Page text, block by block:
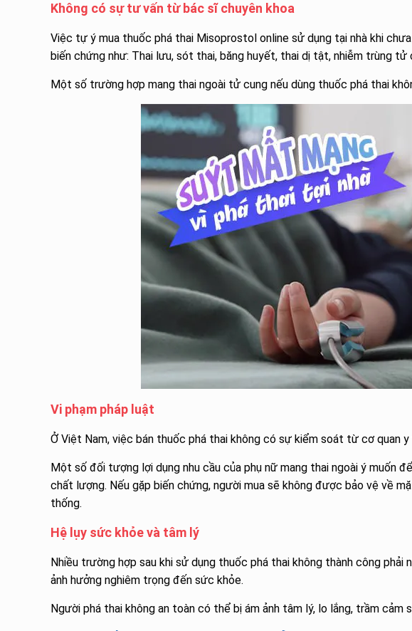
Không có sự tư vấn từ bác sĩ chuyên khoa
Việc tự ý mua thuốc phá thai Misoprostol online sử dụng tại nhà khi
biến chứng như: Thai lưu, sót thai, băng huyết, thai dị tật, nhiễm trùng tử
Một số trường hợp mang thai ngoài tử cung nếu dùng thuốc phá thai
Vi phạm pháp luật
Ở Việt Nam, việc bán thuốc phá thai không có sự kiểm soát từ cơ quan
Một số đối tượng lợi dụng nhu cầu của phụ nữ mang thai ngoài ý muốn
chất lượng. Nếu gặp biến chứng, người mua sẽ không được bảo vệ về
thống.
Hệ lụy sức khỏe và tâm lý
Nhiều trường hợp sau khi sử dụng thuốc phá thai không thành công
ảnh hưởng nghiêm trọng đến sức khỏe.
Người phá thai không an toàn có thể bị ám ảnh tâm lý, lo lắng, trầm cảm